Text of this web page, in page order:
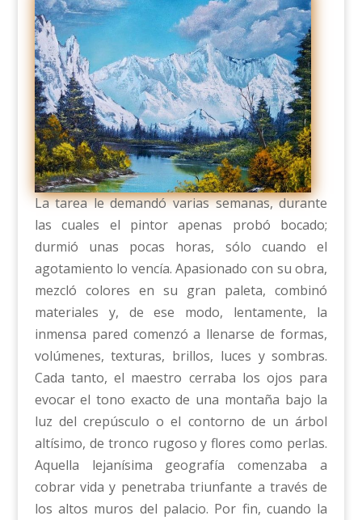
La tarea le demandó varias semanas, durante
las cuales el pintor apenas probó bocado;
durmió unas pocas horas, sólo cuando el
agotamiento lo vencía. Apasionado con su obra,
mezcló colores en su gran paleta, combinó
materiales y, de ese modo, lentamente, la
inmensa pared comenzó a llenarse de formas,
volúmenes, texturas, brillos, luces y sombras.
Cada tanto, el maestro cerraba los ojos para
evocar el tono exacto de una montaña bajo la
luz del crepúsculo o el contorno de un árbol
altísimo, de tronco rugoso y flores como perlas.
Aquella lejanísima geografía comenzaba a
cobrar vida y penetraba triunfante a través de
los altos muros del palacio. Por fin, cuando la